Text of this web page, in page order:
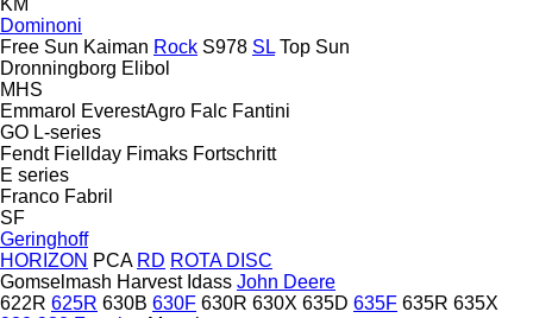
Dominoni
Free Sun Kaiman Rock S978 SL Top Sun
Dronningborg Elibol
MHS
Emmarol EverestAgro Falc Fantini
GO L-series
Fendt Fiellday Fimaks Fortschritt
E series
Franco Fabril
SF
Geringhoff
HORIZON PCA RD ROTA DISC
Gomselmash Harvest Idass John Deere
622R 625R 630B 630F 630R 630X 635D 635F 635R 635X